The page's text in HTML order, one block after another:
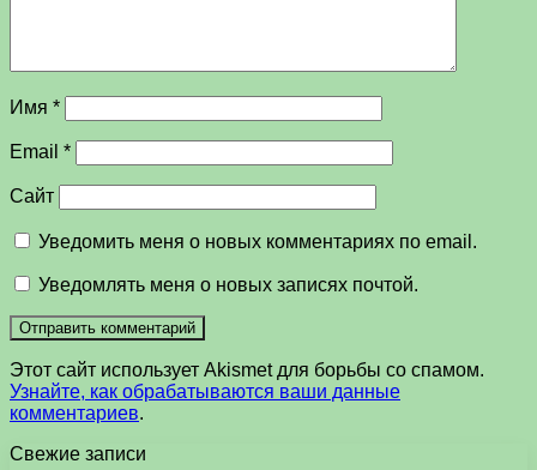
Имя *
Email *
Сайт
Уведомить меня о новых комментариях по email.
Уведомлять меня о новых записях почтой.
Этот сайт использует Akismet для борьбы со спамом.
Узнайте, как обрабатываются ваши данные
комментариев.
Свежие записи